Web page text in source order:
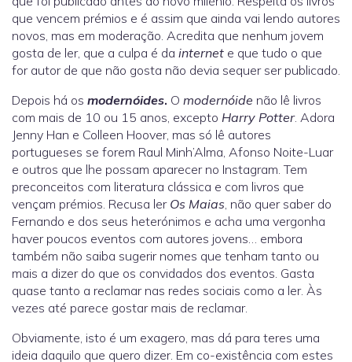
que vencem prémios e é assim que ainda vai lendo autores
novos, mas em moderação. Acredita que nenhum jovem
gosta de ler, que a culpa é da internet e que tudo o que
for autor de que não gosta não devia sequer ser publicado.
Depois há os modernóides. O modernóide não lê livros
com mais de 10 ou 15 anos, excepto Harry Potter. Adora
Jenny Han e Colleen Hoover, mas só lê autores
portugueses se forem Raul Minh’Alma, Afonso Noite-Luar
e outros que lhe possam aparecer no Instagram. Tem
preconceitos com literatura clássica e com livros que
vençam prémios. Recusa ler Os Maias, não quer saber do
Fernando e dos seus heterónimos e acha uma vergonha
haver poucos eventos com autores jovens… embora
também não saiba sugerir nomes que tenham tanto ou
mais a dizer do que os convidados dos eventos. Gasta
quase tanto a reclamar nas redes sociais como a ler. Às
vezes até parece gostar mais de reclamar.
Obviamente, isto é um exagero, mas dá para teres uma
ideia daquilo que quero dizer. Em co-existência com estes